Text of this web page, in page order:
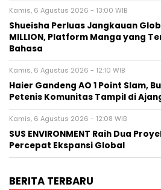
Kamis, 6 Agustus 2026 - 13:00 WIB
Shueisha Perluas Jangkauan
MILLION, Platform Manga yang
Bahasa
Kamis, 6 Agustus 2026 - 12:10 WIB
Haier Gandeng AO 1 Point Slam,
Petenis Komunitas Tampil di
Kamis, 6 Agustus 2026 - 12:08 WIB
SUS ENVIRONMENT Raih Dua
Percepat Ekspansi Global
BERITA TERBARU